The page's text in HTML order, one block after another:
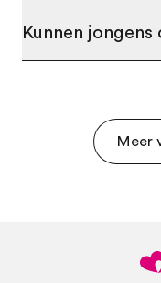
Kunnen
Meer